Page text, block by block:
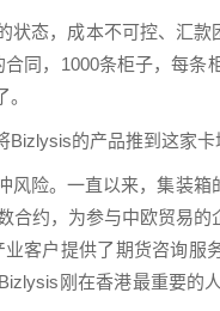
态，成本不可控、汇款
同，1000条柜子，每条
的产品推到这家卡
风险。一直以来，集装
合约，为参与中欧贸易
客户提供了期货咨询服
刚在香港最重要的